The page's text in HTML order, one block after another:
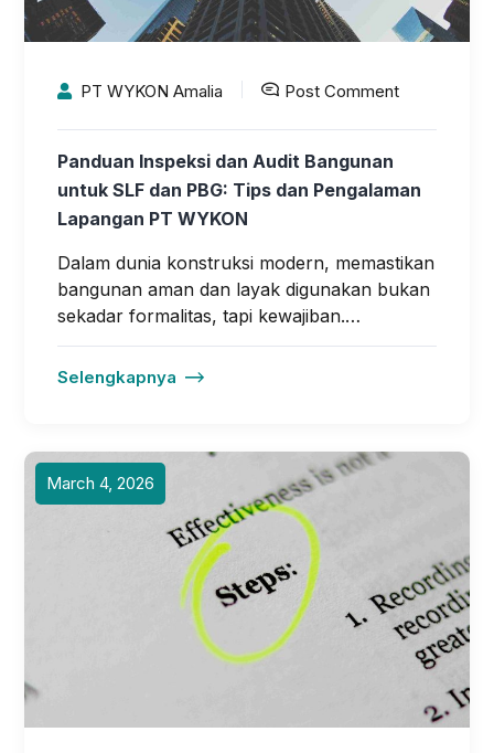
PT WYKON Amalia Post Comment
Panduan Inspeksi dan Audit Bangunan
untuk SLF dan PBG: Tips dan Pengalaman
Lapangan PT WYKON
Dalam dunia konstruksi modern, memastikan
bangunan aman dan layak digunakan bukan
sekadar formalitas, tapi kewajiban.…
Selengkapnya
March 4, 2026